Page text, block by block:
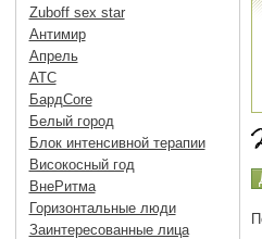
Zuboff sex star
Антимир
Апрель
АТС
БардCore
Белый город
Блок интенсивной терапии
Високосный год
ВнеРитма
Горизонтальные люди
Заинтересованные лица